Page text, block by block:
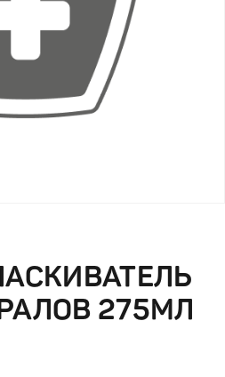
275МЛ